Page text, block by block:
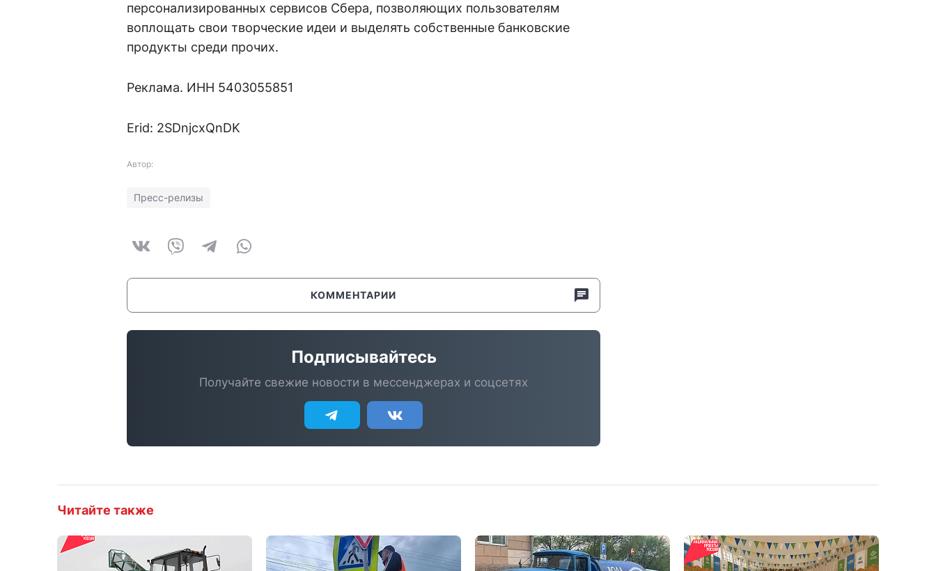
персонализированных сервисов Сбера, позволяющих пользователям
воплощать свои творческие идеи и выделять собственные банковские
продукты среди прочих.
Реклама. ИНН 5403055851
Erid: 2SDnjcxQnDK
Автор:
Пресс-релизы
КОММЕНТАРИИ
Подписывайтесь
Получайте свежие новости в мессенджерах и соцсетях
Читайте также